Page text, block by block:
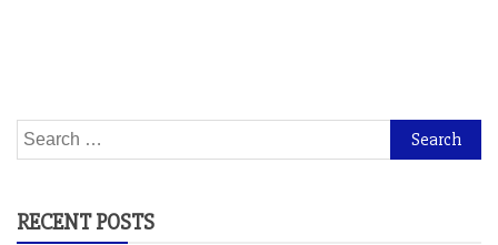
Search
for:
RECENT POSTS